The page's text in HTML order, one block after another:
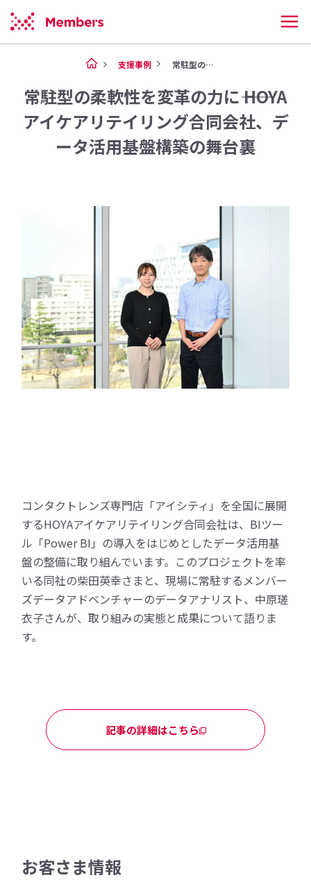
支援事例 常駐型の柔軟性を変革の力に――...
常駐型の柔軟性を変革の力に―― HOYA
アイケアリテイリング合同会社、デ
ータ活用基盤構築の舞台裏
コンタクトレンズ専門店「アイシティ」を全国に展開
するHOYAアイケアリテイリング合同会社は、BIツー
ル「Power BI」の導入をはじめとしたデータ活用基
盤の整備に取り組んでいます。このプロジェクトを率
いる同社の柴田英幸さまと、現場に常駐するメンバー
ズデータアドベンチャーのデータアナリスト、中原瑳
衣子さんが、取り組みの実態と成果について語りま
す。
記事の詳細はこちら
お客さま情報